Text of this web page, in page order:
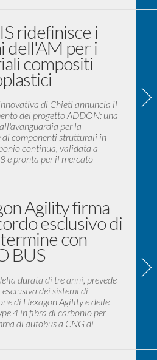
ridefinisce i
dell'AM per i
compositi
di Chieti annuncia il
del progetto ADDON: una
per la
di componenti strutturali in
continua, validata a
e pronta per il mercato
Agility firma
esclusivo di
con
BUS
durata di tre anni, prevede
dei sistemi di
di Hexagon Agility e delle
4 in fibra di carbonio per
di autobus a CNG di